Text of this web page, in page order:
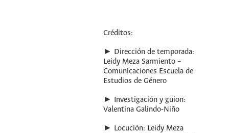
Créditos:
► Dirección de temporada:
Leidy Meza Sarmiento –
Comunicaciones Escuela de
Estudios de Género
► Investigación y guion:
Valentina Galindo-Niño
► Locución: Leidy Meza